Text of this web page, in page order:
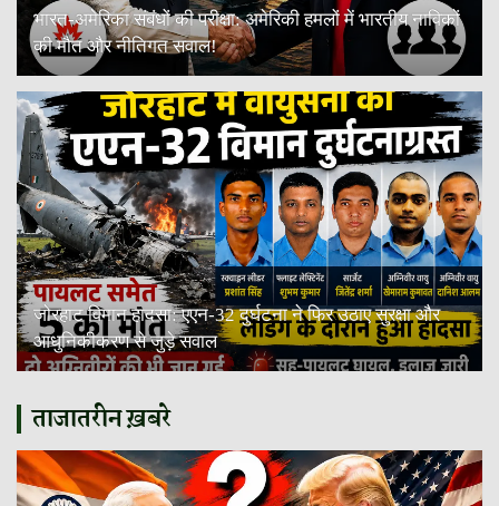
भारत-अमेरिका संबंधों की परीक्षा: अमेरिकी हमलों में भारतीय नाविकों
की मौत और नीतिगत सवाल!
जोरहाट विमान हादसा: एएन-32 दुर्घटना ने फिर उठाए सुरक्षा और
आधुनिकीकरण से जुड़े सवाल
ताजातरीन ख़बरे